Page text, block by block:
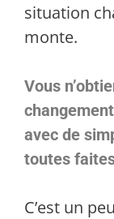
situation
monte.
Vous
changement
avec de
toutes
C’est un